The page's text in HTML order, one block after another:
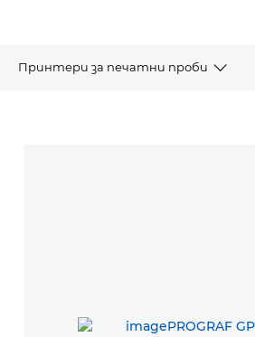
Принтери за печатни проби